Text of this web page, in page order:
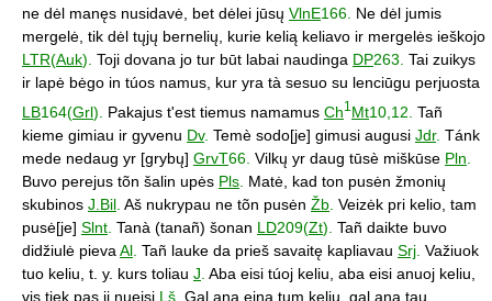
ne dėl manęs nusidavė, bet dėlei jūsų VlnE166. Ne dėl jumis
mergelė, tik dėl tųjų bernelių, kurie kelią keliavo ir mergelės ieškojo
LTR(Auk). Toji dovana jo tur būt labai naudinga DP263. Tai zuikys
ir lapė bėgo in túos namus, kur yra tà sesuo su lenciūgu perjuosta
LB164(Grl). Pakajus t'est tiemus namamus Ch1 Mt10,12. Tañ
kieme gimiau ir gyvenu Dv. Temè sodo[je] gimusi augusi Jdr. Tánk
mede nedaug yr [grybų] GrvT66. Vilkų yr daug tūsè miškūse Pln
Buvo perejus tõn šalin upės Pls Matė, kad ton pusėn žmonių
skubinos J.Bil Aš nukrypau ne tõn pusėn Žb Veizėk pri kelio, tam
pusė[je] Slnt Tanà (tanañ) šonan LD209(Zt). Tañ daikte buvo
didžiulė pieva Al Tañ lauke da prieš savaitę kapliavau Srj Važiuok
tuo keliu, t. y. kurs toliau J Aba eisi túoj keliu, aba eisi anuoj keliu,
vis tiek pas jį nueisi Lš Gal ana eina tum keliu, gal ana tau